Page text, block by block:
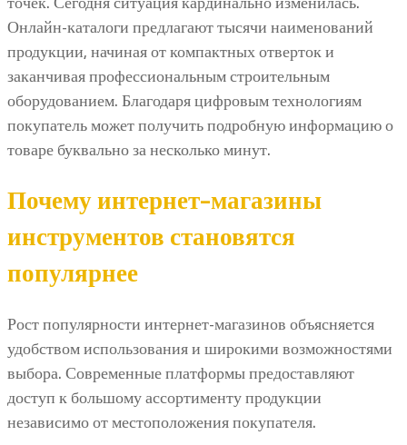
Онлайн-каталоги предлагают тысячи наименований
продукции, начиная от компактных отверток и
заканчивая профессиональным строительным
оборудованием. Благодаря цифровым технологиям
покупатель может получить подробную информацию о
товаре буквально за несколько минут.
Почему интернет-магазины
инструментов становятся
популярнее
Рост популярности интернет-магазинов объясняется
удобством использования и широкими возможностями
выбора. Современные платформы предоставляют
доступ к большому ассортименту продукции
независимо от местоположения покупателя.